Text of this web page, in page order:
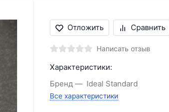
Отложить Сравнить
Написать отзыв
Характеристики:
Бренд
Ideal Standard
Все характеристики